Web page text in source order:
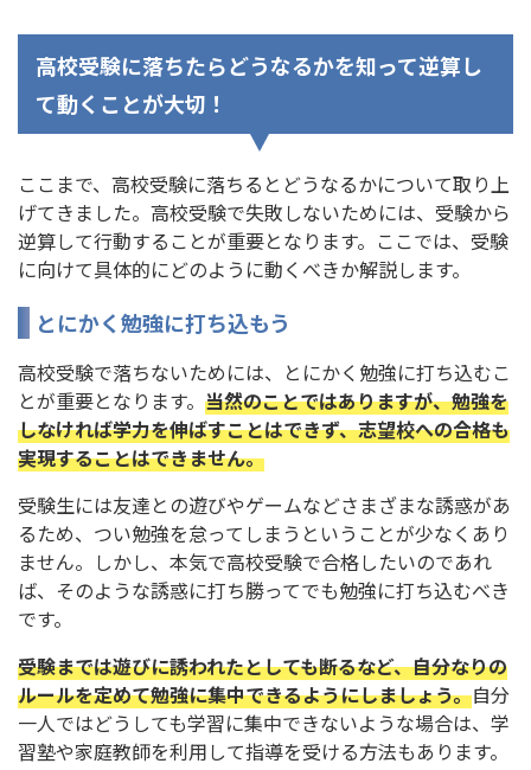
高校受験に落ちたらどうなるかを知って逆算し
て動くことが大切！
ここまで、高校受験に落ちるとどうなるかについて取り上
げてきました。高校受験で失敗しないためには、受験から
逆算して行動することが重要となります。ここでは、受験
に向けて具体的にどのように動くべきか解説します。
とにかく勉強に打ち込もう
高校受験で落ちないためには、とにかく勉強に打ち込むこ
とが重要となります。 当然のことではありますが、勉強を
しなければ学力を伸ばすことはできず、志望校への合格も
実現することはできません。
受験生には友達との遊びやゲームなどさまざまな誘惑があ
るため、つい勉強を怠ってしまうということが少なくあり
ません。しかし、本気で高校受験で合格したいのであれ
ば、そのような誘惑に打ち勝ってでも勉強に打ち込むべき
です。
受験までは遊びに誘われたとしても断るなど、自分なりの
ルールを定めて勉強に集中できるようにしましょう。自分
一人ではどうしても学習に集中できないような場合は、学
習塾や家庭教師を利用して指導を受ける方法もあります。